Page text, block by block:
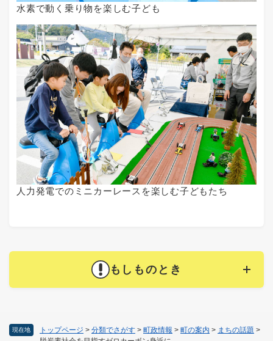
現在地 トップページ > 分類でさがす > 町政情報 > 町の案内 > まちの話題 >
水素で動く乗り物を楽しむ子ども
人力発電でのミニカーレースを楽しむ子どもたち
もしものとき